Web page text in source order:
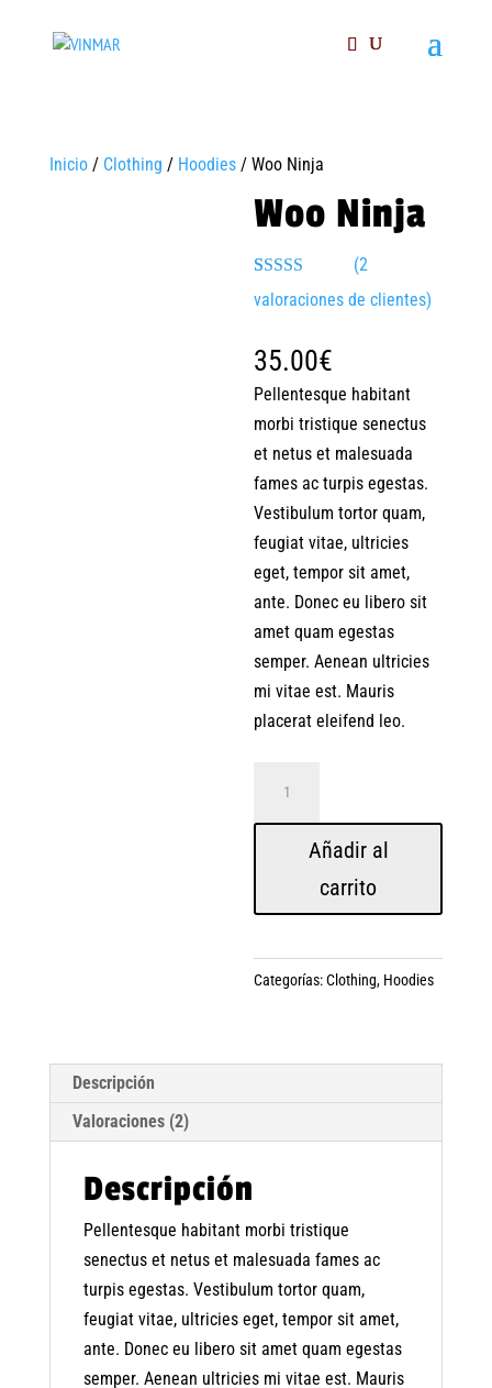
Inicio/ Clothing / Hoodies/ Woo Ninja
Woo Ninja
Valorado
con4.50de
s de clientes
(2
valoraciones de clientes)
35.00€
Pellentesque habitant
morbi tristique senectus
et netus et malesuada
fames ac turpis egestas.
Vestibulum tortor quam,
feugiat vitae, ultricies
eget, tempor sit amet,
ante. Donec eu libero sit
amet quam egestas
semper. Aenean ultricies
mi vitae est. Mauris
placerat eleifend leo.
Añadir al
carrito
Categorías:Clothing, Hoodies
Descripción
Valoraciones (2)
Descripción
Pellentesque habitant morbi tristique
senectus et netus et malesuada fames ac
turpis egestas. Vestibulum tortor quam,
feugiat vitae, ultricies eget, tempor sit amet,
ante. Donec eu libero sit amet quam egestas
semper. Aenean ultricies mi vitae est. Mauris